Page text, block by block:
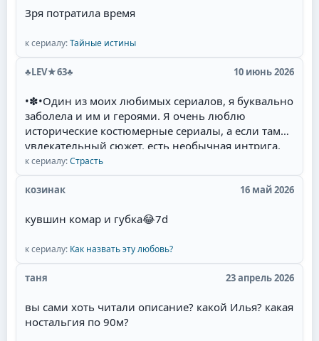
Зря потратила время
к сериалу:Тайные истины
♣LEV★63♣ 10 июнь 2026
•✽•Один из моих любимых сериалов, я буквально
заболела и им и героями. Я очень люблю
исторические костюмерные сериалы, а если там
увлекательный сюжет, есть необычная интрига,
красивые талантливые актёры(Фернандо Колунга,
Себастьян Рульи, Уильям Леви) и их
великолепная игра, то для меня наслаждение
захватывающий сюжет, съёмки в живописных
полное соответствие эпохе, великолепные наряды
актёров и конечно любимая тема в романах и
сериалах- ненависть перерастающая в бешеную
сюжета. у меня даже сложилась мысль, что это
экранизация одного из дамских любовных
к сериалу:Страсть
козинак 16 май 2026
кувшин комар и губка😂7d
к сериалу: Как назвать эту любовь?
таня 23 апрель 2026
вы сами хоть читали описание? какой Илья? какая
ностальгия по 90м?